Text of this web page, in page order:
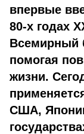
впервые
80-х годах
Всемирный
помогая
жизни.
США,